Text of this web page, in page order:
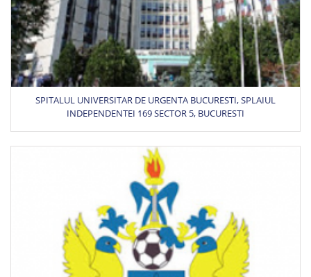
SPITALUL UNIVERSITAR DE URGENTA BUCURESTI, SPLAIUL
INDEPENDENTEI 169 SECTOR 5, BUCURESTI